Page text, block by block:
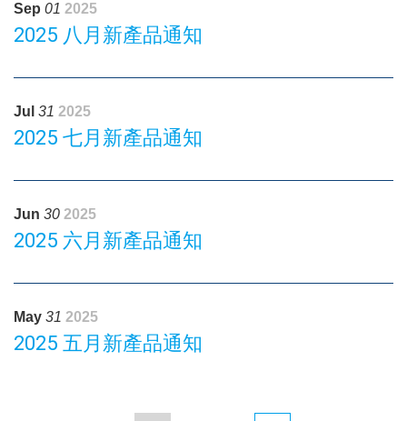
Sep 01 2025
2025 八月新產品通知
Jul 31 2025
2025 七月新產品通知
Jun 30 2025
2025 六月新產品通知
May 31 2025
2025 五月新產品通知